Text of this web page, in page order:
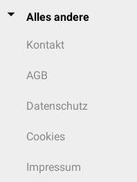
Alles andere
Kontakt
AGB
Datenschutz
Cookies
Impressum